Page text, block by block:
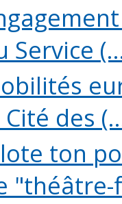
Service
Cité des
ton